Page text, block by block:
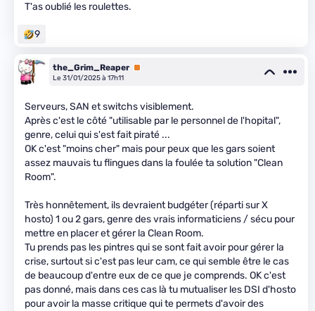
T'as oublié les roulettes.
9
the_Grim_Reaper Premium
Le 31/01/2025 à 17h11
Serveurs, SAN et switchs visiblement.
Après c'est le côté "utilisable par le personnel de l'hopital",
genre, celui qui s'est fait piraté ...
OK c'est "moins cher" mais pour peux que les gars soient
assez mauvais tu flingues dans la foulée ta solution "Clean
Room".
Très honnêtement, ils devraient budgéter (réparti sur X
hosto) 1 ou 2 gars, genre des vrais informaticiens / sécu pour
mettre en placer et gérer la Clean Room.
Tu prends pas les pintres qui se sont fait avoir pour gérer la
crise, surtout si c'est pas leur cam, ce qui semble être le cas
de beaucoup d'entre eux de ce que je comprends. OK c'est
pas donné, mais dans ces cas là tu mutualiser les DSI d'hosto
pour avoir la masse critique qui te permets d'avoir des